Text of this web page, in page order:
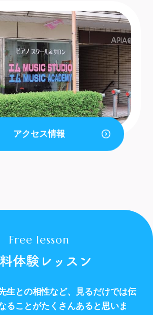
アクセス情報
体験レッスン
Free lesson
生との相性など、
見るだけでは伝
ることがたくさんあると思いま